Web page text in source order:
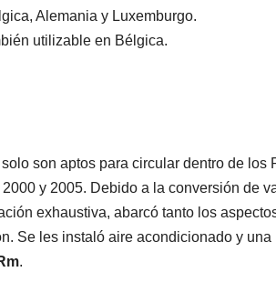
Alemania y Luxemburgo.
utilizable en Bélgica.
solo son aptos para circular dentro de
y 2005. Debido a la conversión de
exhaustiva, abarcó tanto los
Se les instaló aire acondicionado y
.